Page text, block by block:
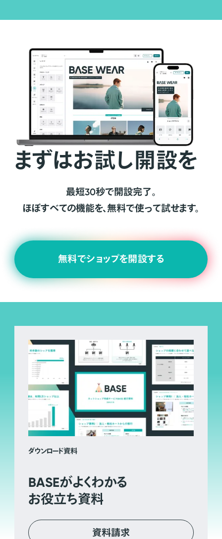
まずはお試し開設を
最短30秒で開設完了。
ほぼすべての機能を、無料で使って試せます。
無料でショップを開設する
ダウンロード資料
BASEがよくわかる
お役立ち資料
資料請求